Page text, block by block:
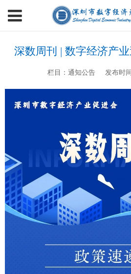
深数周刊 | 数字经济产业
栏目：通知公告 发布时